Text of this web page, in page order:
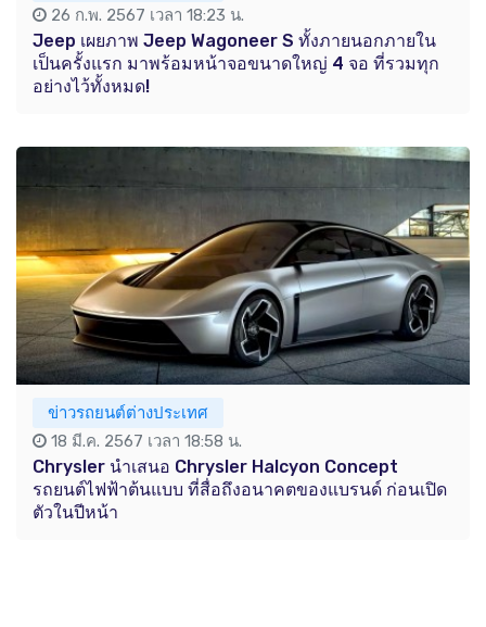
26 ก.พ. 2567 เวลา 18:23 น.
Jeep เผยภาพ Jeep Wagoneer S ทั้งภายนอกภายใน
เป็นครั้งแรก มาพร้อมหน้าจอขนาดใหญ่ 4 จอ ที่รวมทุก
อย่างไว้ทั้งหมด!
ข่าวรถยนต์ต่างประเทศ
18 มี.ค. 2567 เวลา 18:58 น.
Chrysler นำเสนอ Chrysler Halcyon Concept
รถยนต์ไฟฟ้าต้นแบบ ที่สื่อถึงอนาคตของแบรนด์ ก่อนเปิด
ตัวในปีหน้า